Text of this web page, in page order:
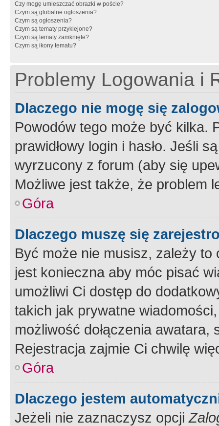
Czy mogę umieszczać obrazki w poście?
Czym są globalne ogłoszenia?
Czym są ogłoszenia?
Czym są tematy przyklejone?
Czym są tematy zamknięte?
Czym są ikony tematu?
Problemy Logowania i
Dlaczego nie mogę się
Powodów tego może być kilka.
prawidłowy login i hasło. Jeśli
wyrzucony z forum (aby się
Możliwe jest także, że problem
Góra
Dlaczego muszę się
Być może nie musisz, zależy
jest konieczna aby móc pisać
umożliwi Ci dostęp do
takich jak prywatne
możliwość dołączenia
Rejestracja zajmie Ci chwilę
Góra
Dlaczego jestem
Jeżeli nie zaznaczysz opcji